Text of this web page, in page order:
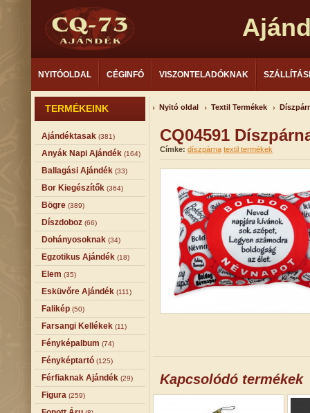
NYITÓOLDAL CÉGINFÓ VISZONTELADÓKNAK
TERMÉKEINK
Ajándéktasak (381)
Anyák Napi Ajándék (164)
Ballagási Ajándék (33)
Bor Kiegészítők (364)
Bögre (389)
Díszdoboz (66)
Dohányosoknak (34)
Egzotikus Ajándék (18)
Elem (35)
Esküvőre Ajándék (111)
Falikép (50)
Farsangi Kellékek (11)
Fényképalbum (74)
Fényképtartó (125)
Férfiaknak Ajándék (29)
Figura (259)
Nyitó oldal Textil Termékek
CQ04591
Címke: díszpárna textil termékek
Kapcsolódó termékek